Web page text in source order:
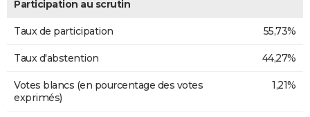
Participation au scrutin
Taux de participation 55,73%
Taux d'abstention 44,27%
Votes blancs (en pourcentage des votes
exprimés)
1,21%